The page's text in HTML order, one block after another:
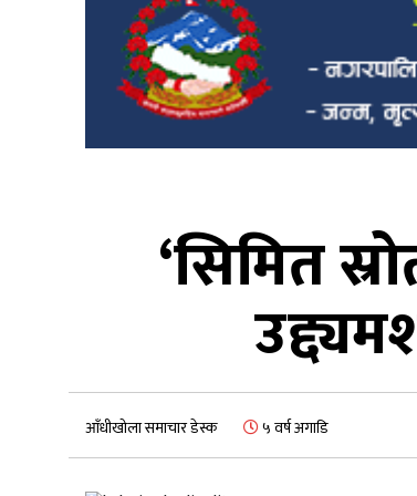
‘सिमित
आँधीखोला समाचार डेस्क ५ वर्ष अगाडि